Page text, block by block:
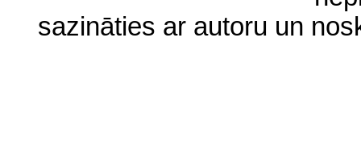
sazināties ar autoru un